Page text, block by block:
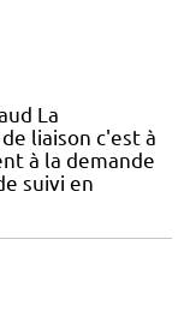
La
liaison c'est à
à la demande
suivi en